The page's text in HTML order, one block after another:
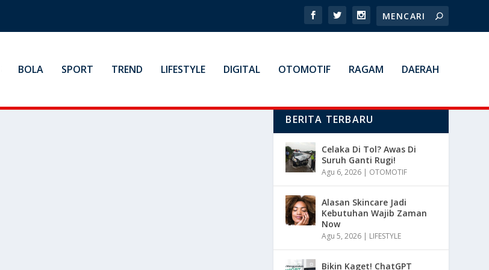
BOLA SPORT TREND LIFESTYLE DIGITAL OTOMOTIF RAGAM DAERAH
BERITA TERBARU
Celaka Di Tol? Awas Di
Suruh Ganti Rugi!
Agu 6, 2026 | OTOMOTIF
Alasan Skincare Jadi
Kebutuhan Wajib Zaman
Now
Agu 5, 2026 | LIFESTYLE
Bikin Kaget! ChatGPT